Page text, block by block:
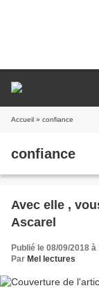
Accueil » confiance
confiance
Avec elle ,
Ascarel
Publié le 08/09/2018 à
Par Mel lectures